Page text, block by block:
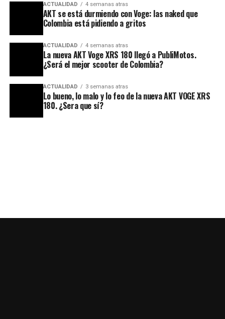
ACTUALIDAD 4 semanas atras
AKT se está durmiendo con Voge: las naked que
Colombia está pidiendo a gritos
ACTUALIDAD 4 semanas atras
La nueva AKT Voge XRS 180 llegó a PubliMotos.
¿Será el mejor scooter de Colombia?
ACTUALIDAD 3 semanas atras
Lo bueno, lo malo y lo feo de la nueva AKT VOGE XRS
180. ¿Sera que sí?